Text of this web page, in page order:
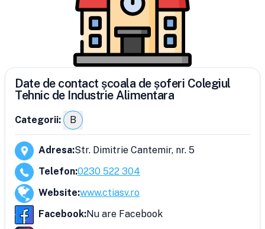
Date de contact școala de șoferi Colegiul
Tehnic de Industrie Alimentara
Categorii: B
Adresa:Str. Dimitrie Cantemir, nr. 5
Telefon:0230 522 304
Website:www.ctiasv.ro
Facebook:Nu are Facebook